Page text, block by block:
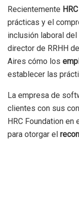
Recientemente
prácticas y el
inclusión laboral
director de RRHH
Aires cómo los
establecer las
La empresa de
clientes con sus
HRC Foundation
para otorgar el